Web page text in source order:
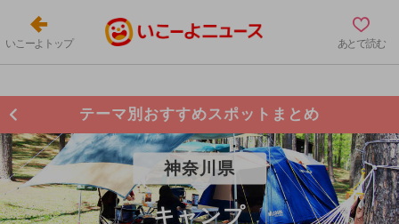
いこーよトップ あとで読む
テーマ別おすすめスポットまとめ
神奈川県
キャンプ